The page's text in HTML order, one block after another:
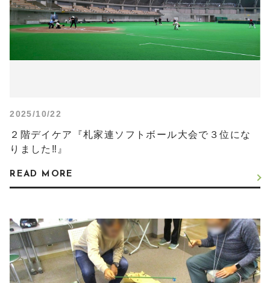
2025/10/22
２階デイケア『札家連ソフトボール大会で３位にな
りました‼』
READ MORE